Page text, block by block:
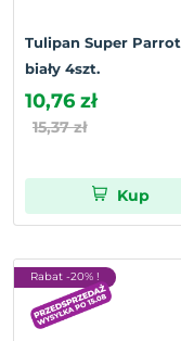
Tulipan Super Parrot
biały 4szt.
10,76 zł
15,37 zł
Kup
Rabat -20% !